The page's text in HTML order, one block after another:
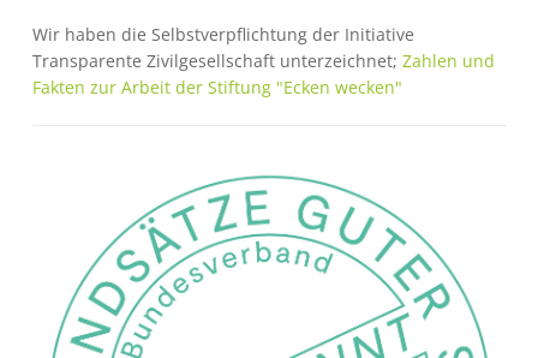
Wir haben die Selbstverpflichtung der Initiative
Transparente Zivilgesellschaft unterzeichnet; Zahlen und
Fakten zur Arbeit der Stiftung "Ecken wecken"